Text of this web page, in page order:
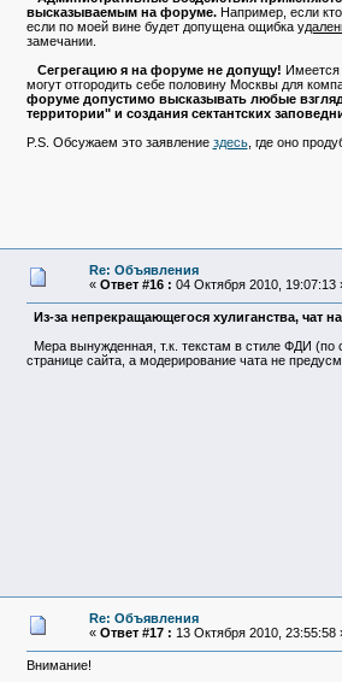
высказываемым на форуме.Например, если
если по моей вине будет допущена ощибка
замечании.
Сегрегацию я на форуме не допущу! Имеется
могут отгородить себе половину Москвы для
форуме допустимо высказывать любые
территории" и создания сектантских
P.S. Обсужаем это заявление здесь, где оно
Re: Объявления
« Ответ #16 : 04 Октября 2010, 19:07:13
Из-за непрекращающегося хулиганства, чат
Мера вынужденная, т.к. текстам в стиле ФДИ (по
странице сайта, а модерирование чата не
Re: Объявления
« Ответ #17 : 13 Октября 2010, 23:55:58
Внимание!